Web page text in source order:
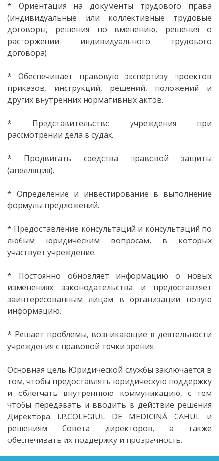
Discipline
fundamentale
Discipline
reale
Discipline
socio-umane
Subdiviziunii
Contabilitate
Бухгалтерия
Comanda
Informație
privind
cheltuielile
Resurse
Umane
Serviciul
Juridic
* Ориентация на документы трудового права
(индивидуальные или коллективные трудовые
договоры, решения по вменению, решения о
расторжении индивидуального трудового
договора)
* Обеспечивает правовую экспертизу проектов
приказов, инструкций, решений, положений и
других внутренних нормативных актов.
* Представительство учреждения при
рассмотрении дела в судах.
* Продвигать средства правовой защиты
(апелляция).
* Определение и инвестирование в выполнение
формулы предложений.
* Предоставление консультаций и консультаций по
любым юридическим вопросам, в которых
участвует учреждение.
* Постоянно обновляет информацию о новых
изменениях законодательства и предоставляет
заинтересованным лицам в организации новую
информацию.
* Решает проблемы, возникающие в деятельности
учреждения с правовой точки зрения.
Основная цель Юридической службы заключается в
том, чтобы предоставлять юридическую поддержку
и облегчать внутреннюю коммуникацию, с тем
чтобы передавать и вводить в действие решения
Директора I.P.COLEGIUL DE MEDICINĂ CAHUL и
решениям Совета директоров, а также
обеспечивать их поддержку и прозрачность.